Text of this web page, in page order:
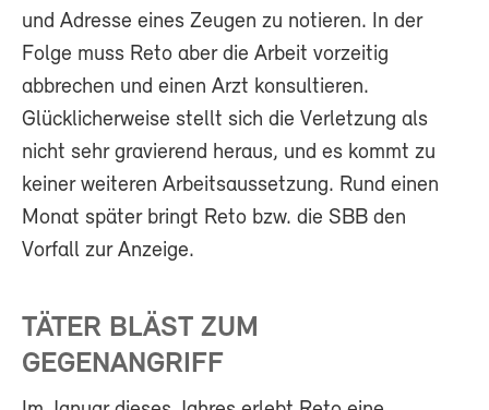
und Adresse eines Zeugen zu notieren. In der
Folge muss Reto aber die Arbeit vorzeitig
abbrechen und einen Arzt konsultieren.
Glücklicherweise stellt sich die Verletzung als
nicht sehr gravierend heraus, und es kommt zu
keiner weiteren Arbeitsaussetzung. Rund einen
Monat später bringt Reto bzw. die SBB den
Vorfall zur Anzeige.
TÄTER BLÄST ZUM
GEGENANGRIFF